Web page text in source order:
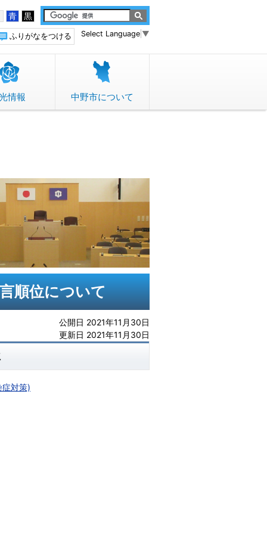
青 黒
Select Language ▼
ふりがなをつける
情報 中野市について
順位について
公開日 2021年11月30日
更新日 2021年11月30日
対策)